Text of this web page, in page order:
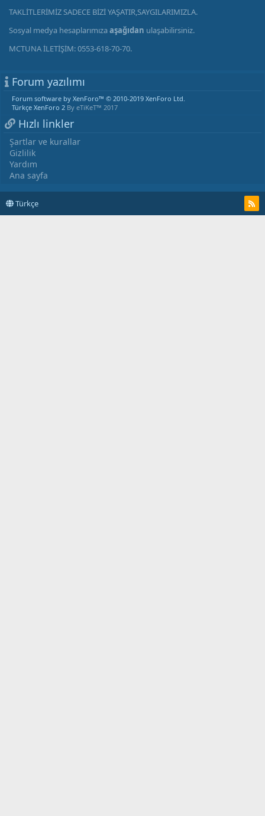
TAKLİTLERİMİZ SADECE BİZİ YAŞATIR,SAYGILARIMIZLA.
Sosyal medya hesaplarımızaaşağıdan ulaşabilirsiniz.
MCTUNA İLETİŞİM: 0553-618-70-70.
Forum yazılımı
Forum software by XenForo™ © 2010-2019 XenForo Ltd.
Türkçe XenForo 2 By eTiKeT™ 2017
Hızlı linkler
Şartlar ve kurallar
Gizlilik
Yardım
Ana sayfa
Türkçe